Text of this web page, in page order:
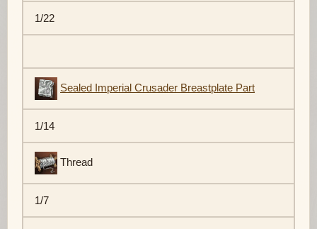
1/22
Sealed Imperial Crusader Breastplate Part
1/14
Thread
1/7